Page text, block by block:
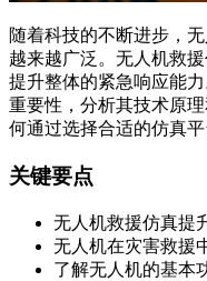
随着科技的不断进步，
越来越广泛。无人机救
提升整体的紧急响应能
重要性，分析其技术原
何通过选择合适的仿真
关键要点
无人机救援仿真提
无人机在灾害救援
了解无人机的基本